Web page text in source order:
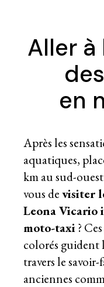
Aller
en
Après les
aquatiques,
km au sud-
vous devisiter
Leona Vicario
moto-taxi?
colorés guident
travers le
anciennes